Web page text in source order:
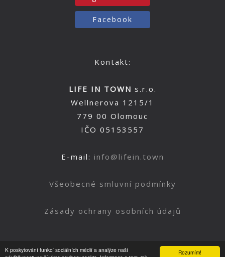
Rozumím!
K poskytování funkcí sociálních médií a analýze naší
Facebook
Kontakt:
LIFE IN TOWN s.r.o.
Wellnerova 1215/1
779 00 Olomouc
IČO 05153557
E-mail: info@lifein.town
Všeobecné smluvní podmínky
Zásady ochrany osobních údajů